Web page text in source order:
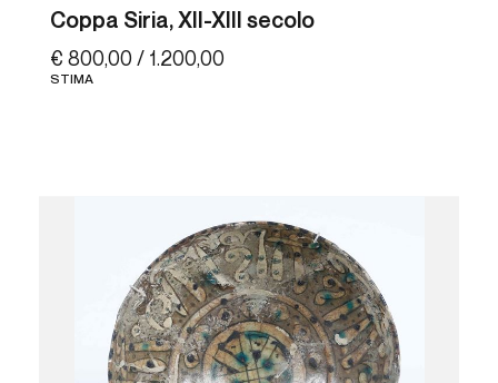
Coppa Siria, XII-XIII secolo
€ 800,00 / 1.200,00
STIMA